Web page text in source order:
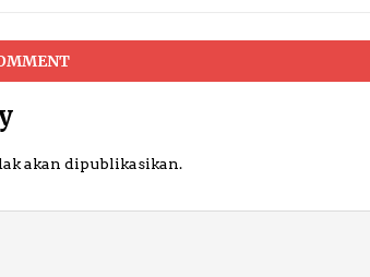
akan dipublikasikan.